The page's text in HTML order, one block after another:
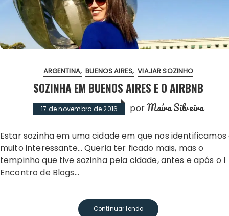
ARGENTINA BUENOS AIRES VIAJAR SOZINHO
SOZINHA EM BUENOS AIRES E O AIRBNB
17 de novembro de 2016 porMaíra Silveira
Estar sozinha em uma cidade em que nos identificamos é
muito interessante… Queria ter ficado mais, mas o
tempinho que tive sozinha pela cidade, antes e após o I
Encontro de Blogs…
Continuar lendo